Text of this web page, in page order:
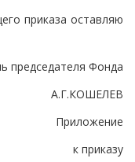
приказа оставляю
председателя Фонда
А.Г.КОШЕЛЕВ
Приложение
к приказу